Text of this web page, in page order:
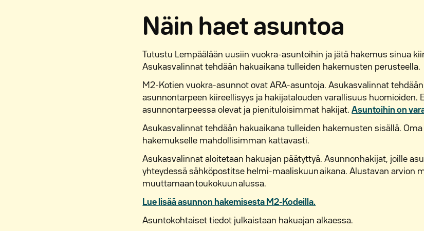
Näin haet asuntoa
Tutustu Lempäälään uusiin vuokra-asuntoihin ja jätä hakemus sinua
Asukasvalinnat tehdään hakuaikana tulleiden hakemusten perusteella.
M2-Kotien vuokra-asunnot ovat ARA-asuntoja. Asukasvalinnat
asunnontarpeen kiireellisyys ja hakijatalouden varallisuus huomioiden.
asunnontarpeessa olevat ja pienituloisimmat hakijat.Asuntoihin on
Asukasvalinnat tehdään hakuaikana tulleiden hakemusten sisällä.
hakemukselle mahdollisimman kattavasti.
Asukasvalinnat aloitetaan hakuajan päätyttyä. Asunnonhakijat, joille
yhteydessä sähköpostitse helmi-maaliskuun aikana. Alustavan arvion
muuttamaan toukokuun alussa.
Lue lisää asunnon hakemisesta M2-Kodeilla.
Asuntokohtaiset tiedot julkaistaan hakuajan alkaessa.